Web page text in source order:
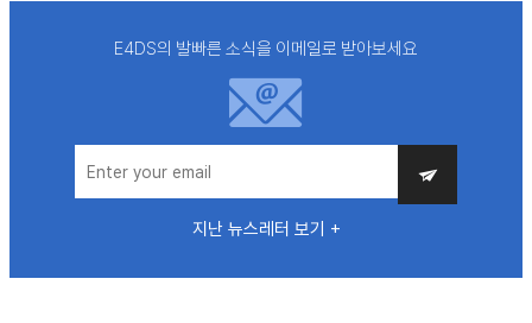
E4DS의 발빠른 소식을 이메일로 받아보세요
지난 뉴스레터 보기 +